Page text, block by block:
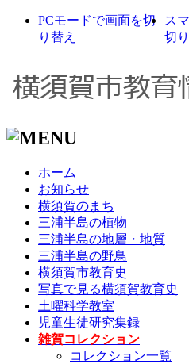
PCモードで画面を切
り替え
ス
切
ホーム
お知らせ
横須賀のまち
三浦半島の植物
三浦半島の地層・地質
三浦半島の野鳥
横須賀市教育史
写真で見る横須賀教育史
土曜科学教室
児童生徒研究集録
雑賀コレクション
コレクション一覧